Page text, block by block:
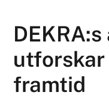
framtid